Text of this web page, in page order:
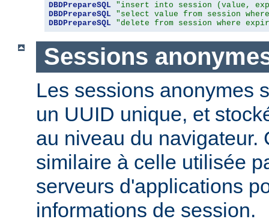
DBDPrepareSQL "insert into session (value,
DBDPrepareSQL "select value from session
DBDPrepareSQL "delete from session where
Sessions
Les sessions anonymes
un UUID unique, et
au niveau du navigateur.
similaire à celle utilisée
serveurs d'applications
informations de session.